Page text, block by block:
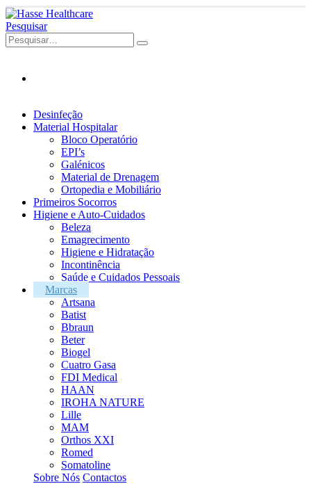
Pesquisar
Desinfeção
Material Hospitalar
Bloco Operatório
EPI’s
Galénicos
Material de Drenagem
Ortopedia e Mobiliário
Primeiros Socorros
Higiene e Auto-Cuidados
Beleza
Emagrecimento
Higiene e Hidratação
Incontinência
Saúde e Cuidados Pessoais
Marcas
Artsana
Batist
Bbraun
Beter
Biogel
Cuatro Gasa
FDI Medical
HAAN
IROHA NATURE
Lille
MAM
Orthos XXI
Romed
Somatoline
Sobre Nós Contactos